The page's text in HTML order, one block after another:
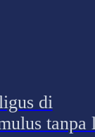
di
tanpa